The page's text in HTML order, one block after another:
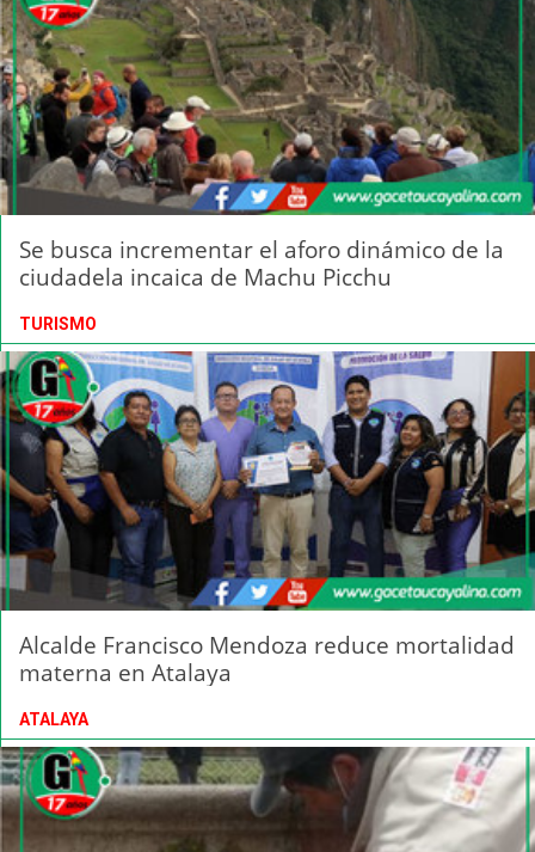
Se busca incrementar el aforo dinámico de la
ciudadela incaica de Machu Picchu
TURISMO
Alcalde Francisco Mendoza reduce mortalidad
materna en Atalaya
ATALAYA